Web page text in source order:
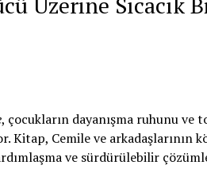
, çocukların dayanışma ruhunu ve
Kitap, Cemile ve arkadaşlarının
ve sürdürülebilir